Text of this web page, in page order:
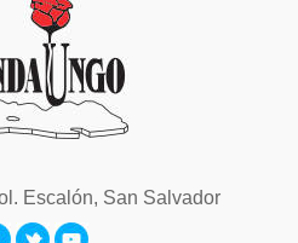
Escalón, San Salvador